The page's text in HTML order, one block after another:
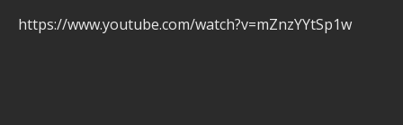
https://www.youtube.com/watch?v=mZnzYYtSp1w